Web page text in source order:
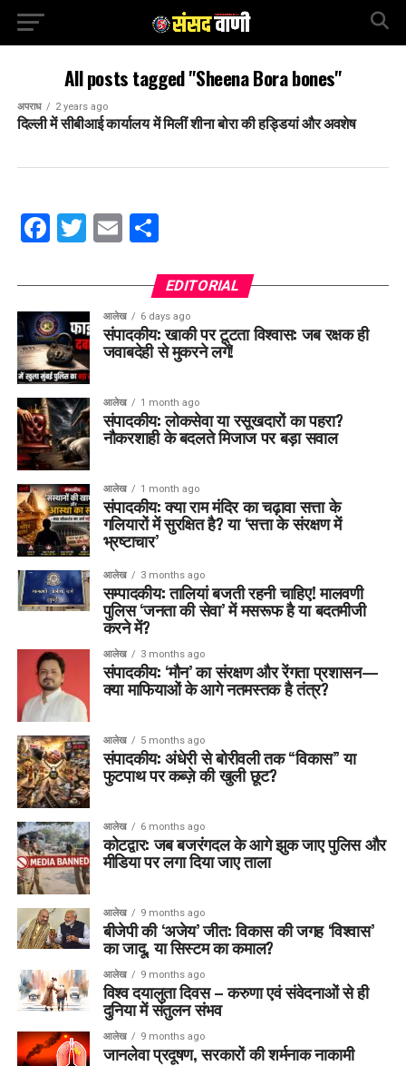
All posts tagged "Sheena Bora bones"
अपराध 2 years ago
दिल्ली में सीबीआई कार्यालय में मिलीं शीना बोरा की हड्डियां और अवशेष
Facebook
Twitter
EmailShare
EDITORIAL
आलेख 6 days ago
संपादकीय: खाकी पर टूटता विश्वास: जब रक्षक ही
जवाबदेही से मुकरने लगें!
आलेख 1 month ago
संपादकीय: लोकसेवा या रसूखदारों का पहरा?
नौकरशाही के बदलते मिजाज पर बड़ा सवाल
आलेख 1 month ago
संपादकीय: क्या राम मंदिर का चढ़ावा सत्ता के
गलियारों में सुरक्षित है? या ‘सत्ता के संरक्षण में
भ्रष्टाचार’
आलेख 3 months ago
सम्पादकीय: तालियां बजती रहनी चाहिए! मालवणी
पुलिस ‘जनता की सेवा’ में मसरूफ है या बदतमीजी
करने में?
आलेख 3 months ago
संपादकीय: ‘मौन’ का संरक्षण और रेंगता प्रशासन—
क्या माफियाओं के आगे नतमस्तक है तंत्र?
आलेख 5 months ago
संपादकीय: अंधेरी से बोरीवली तक “विकास” या
फुटपाथ पर कब्ज़े की खुली छूट?
आलेख 6 months ago
कोटद्वार: जब बजरंगदल के आगे झुक जाए पुलिस और
मीडिया पर लगा दिया जाए ताला
आलेख 9 months ago
बीजेपी की ‘अजेय’ जीत: विकास की जगह ‘विश्वास’
का जादू, या सिस्टम का कमाल?
आलेख 9 months ago
विश्व दयालुता दिवस – करुणा एवं संवेदनाओं से ही
दुनिया में संतुलन संभव
आलेख 9 months ago
जानलेवा प्रदूषण, सरकारों की शर्मनाक नाकामी